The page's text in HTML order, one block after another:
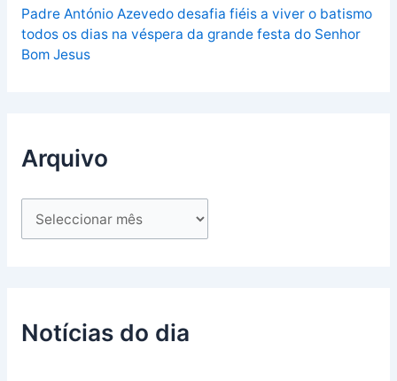
Padre António Azevedo desafia fiéis a viver o batismo
todos os dias na véspera da grande festa do Senhor
Bom Jesus
Arquivo
Notícias do dia